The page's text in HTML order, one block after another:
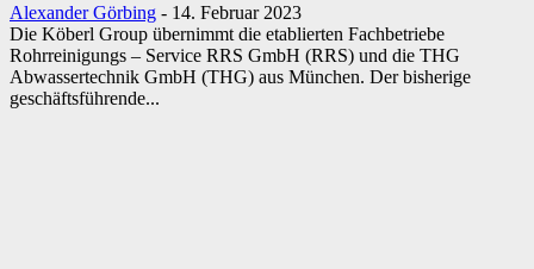
Alexander Görbing - 14. Februar 2023
Die Köberl Group übernimmt die etablierten Fachbetriebe
Rohrreinigungs – Service RRS GmbH (RRS) und die THG
Abwassertechnik GmbH (THG) aus München. Der bisherige
geschäftsführende...